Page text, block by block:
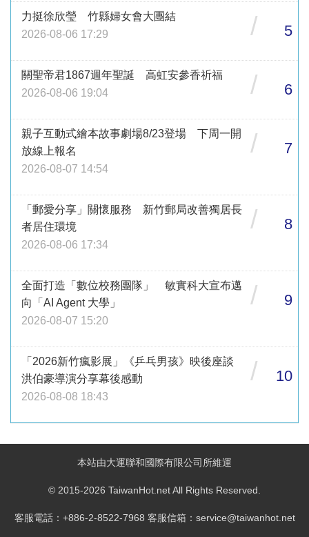
力挺徐欣瑩 竹縣婦女會大團結
2026-08-06 17:29
/ 5
關聖帝君1867週年聖誕 高虹安參香祈福
2026-08-06 19:04
/ 6
親子互動式繪本故事劇場8/23登場 下周一開
放線上報名
2026-08-07 14:54
/ 7
「郵愛分享」關懷服務 新竹郵局改善獨居長
者居住環境
2026-08-06 17:34
/ 8
全面打造「數位校務團隊」 敏實科大宣布邁
向「AI Agent 大學」
2026-08-07 15:20
/ 9
「2026新竹瘋影展」《乒乓男孩》映後座談
洪伯豪導演分享幕後感動
2026-08-08 18:43
/ 10
本站由大運聯和國際有限公司所維運
© 2015-2026 TaiwanHot.net All Rights Reserved.
客服電話：+886-2-8522-7968 客服信箱：service@taiwanhot.net